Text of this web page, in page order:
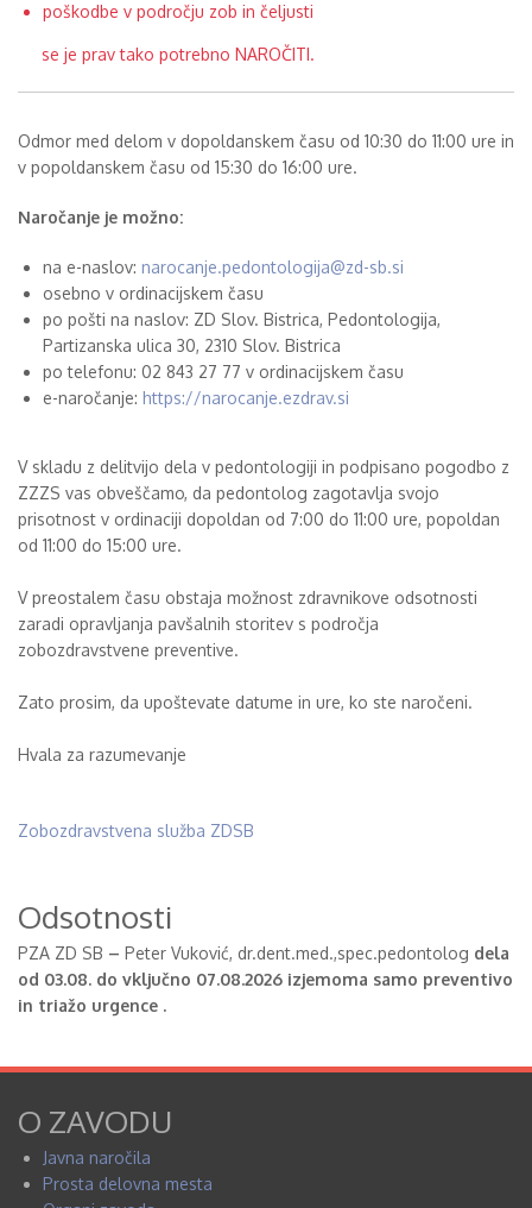
poškodbe v področju zob in čeljusti
se je prav tako potrebno NAROČITI.
Odmor med delom v dopoldanskem času od 10:30 do 11:00 ure in
v popoldanskem času od 15:30 do 16:00 ure.
Naročanje je možno:
na e-naslov: narocanje.pedontologija@zd-sb.si
osebno v ordinacijskem času
po pošti na naslov: ZD Slov. Bistrica, Pedontologija,
Partizanska ulica 30, 2310 Slov. Bistrica
po telefonu: 02 843 27 77 v ordinacijskem času
e-naročanje: https://narocanje.ezdrav.si
V skladu z delitvijo dela v pedontologiji in podpisano pogodbo z
ZZZS vas obveščamo, da pedontolog zagotavlja svojo
prisotnost v ordinaciji dopoldan od 7:00 do 11:00 ure, popoldan
od 11:00 do 15:00 ure.
V preostalem času obstaja možnost zdravnikove odsotnosti
zaradi opravljanja pavšalnih storitev s področja
zobozdravstvene preventive.
Zato prosim, da upoštevate datume in ure, ko ste naročeni.
Hvala za razumevanje
Zobozdravstvena služba ZDSB
Odsotnosti
PZA ZD SB – Peter Vuković, dr.dent.med.,spec.pedontolog dela
od 03.08. do vključno 07.08.2026 izjemoma samo preventivo
in triažo urgence .
O ZAVODU
Javna naročila
Prosta delovna mesta